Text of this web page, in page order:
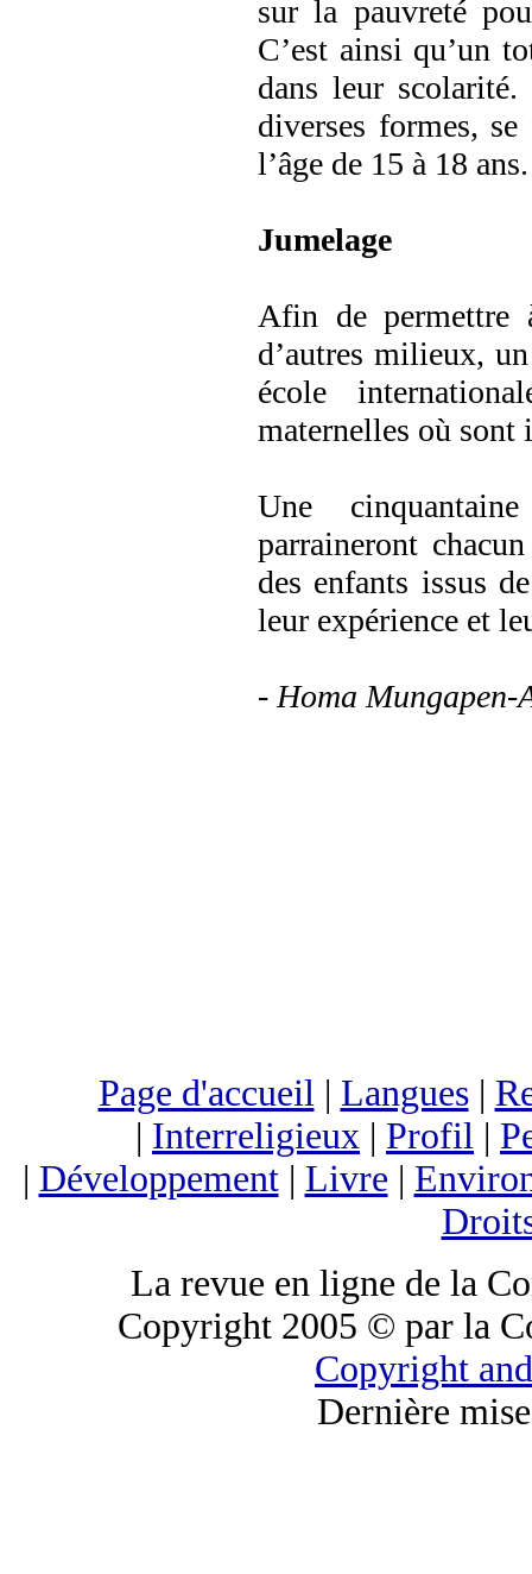
sur la pauvreté
C’est ainsi qu’un
dans leur scolarité.
diverses formes,
l’âge de 15 à 18 ans.
Jumelage
Afin de permettre
d’autres milieux,
école
maternelles où sont
Une
parraineront
des enfants issus
leur expérience et
- Homa Mungapen-
Page d'accueil| Langues|
| Interreligieux | Profil |
| Développement| Livre |
La revue en ligne de la
Copyright 2005 © par la
Copyright
Dernière